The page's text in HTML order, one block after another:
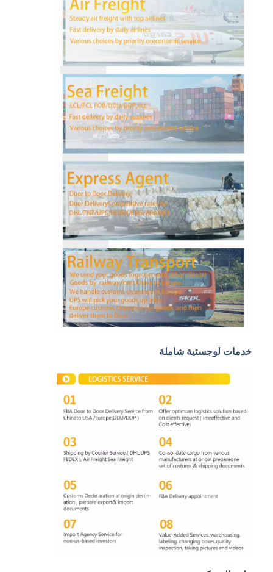
حول بنا
جولة في المعمل
ضبط الجودة
اتصل بنا
نتحدث الآن
الشحن الدولي إلى الأمام
الشحن الجوي إلى الأمام
شحن البحر
شحن DDP من الصين
الشحن السريع
النقل بالسكك الحديدية
شحن الشاحنات
خدمة التخزين
خدمات لوجستية شاملة